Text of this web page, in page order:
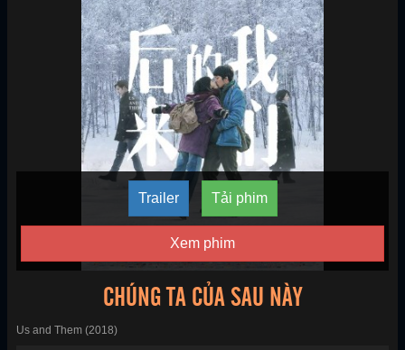
Trailer Tải phim
Xem phim
CHÚNG TA CỦA SAU NÀY
Us and Them (2018)